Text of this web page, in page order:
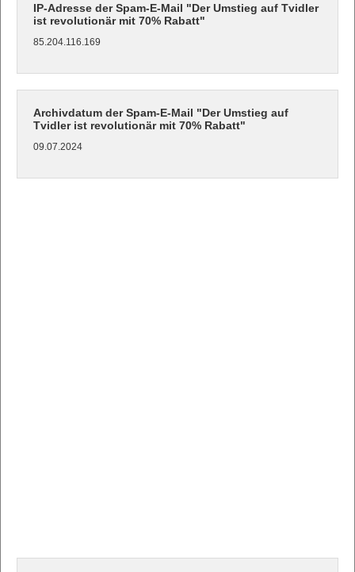
IP-Adresse der Spam-E-Mail "Der Umstieg auf Tvidler
ist revolutionär mit 70% Rabatt"
85.204.116.169
Archivdatum der Spam-E-Mail "Der Umstieg auf
Tvidler ist revolutionär mit 70% Rabatt"
09.07.2024